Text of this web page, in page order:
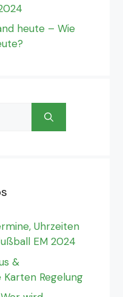
heute – Wie
Uhrzeiten
EM 2024
&
Regelung